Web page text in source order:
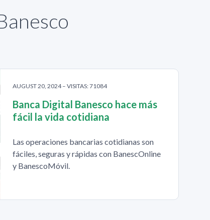
AUGUST 20, 2024 – VISITAS: 71084
Banca Digital Banesco hace más
fácil la vida cotidiana
Las operaciones bancarias cotidianas son
fáciles, seguras y rápidas con BanescOnline
y BanescoMóvil.